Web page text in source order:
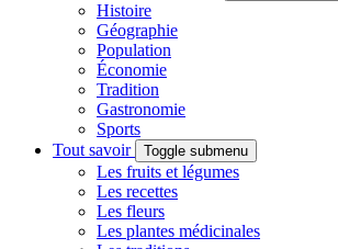
Histoire
Géographie
Population
Économie
Tradition
Gastronomie
Sports
Tout savoir
Toggle submenu
Les fruits et légumes
Les recettes
Les fleurs
Les plantes médicinales